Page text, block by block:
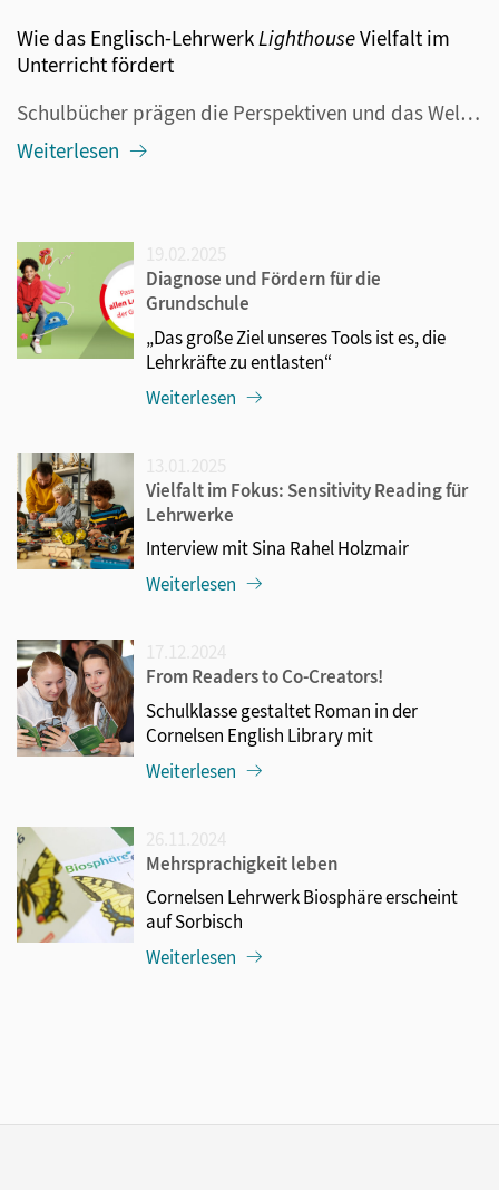
Wie das Englisch-LehrwerkLighthouseVielfalt im
Unterricht fördert
Schulbücher prägen die Perspektiven und das Weltbild junger Menschen. Damit sich die gesellschaftliche Realität mit all ihren Facetten in den Lehrwerken widerspiegelt und stereotype Darstellungen der Vergangenheit angehören, braucht es Redaktionen, die genau hinschauen. Wie bei Lighthouse, einem der...
Weiterlesen
Diagnose und Fördern für die
Grundschule
„Das große Ziel unseres Tools ist es, die
Lehrkräfte zu entlasten“
Weiterlesen
Vielfalt im Fokus: Sensitivity Reading für
Lehrwerke
Interview mit Sina Rahel Holzmair
Weiterlesen
From Readers to Co-Creators!
Schulklasse gestaltet Roman in der
Cornelsen English Library mit
Weiterlesen
Mehrsprachigkeit leben
Cornelsen Lehrwerk Biosphäre erscheint
auf Sorbisch
Weiterlesen